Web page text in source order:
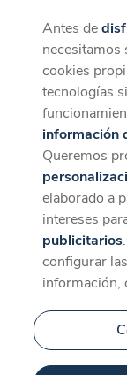
La
Antes de
necesitamos
cookies
tecnologías
información
Queremos
elaborado a
intereses
publicitarios
configurar
información,